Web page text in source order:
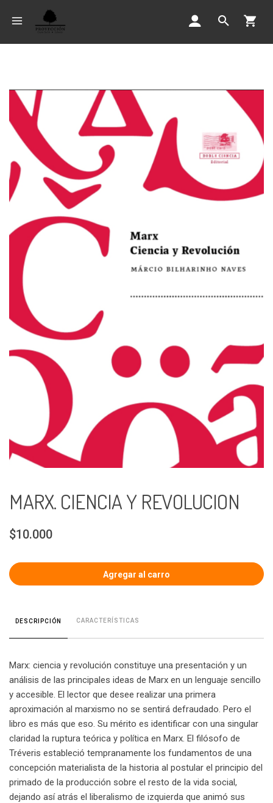
MARX. CIENCIA Y REVOLUCION
$10.000
DESCRIPCIÓN CARACTERÍSTICAS
Marx: ciencia y revolución constituye una presentación y un
análisis de las principales ideas de Marx en un lenguaje sencillo
y accesible. El lector que desee realizar una primera
aproximación al marxismo no se sentirá defraudado. Pero el
libro es más que eso. Su mérito es identificar con una singular
claridad la ruptura teórica y política en Marx. El filósofo de
Tréveris estableció tempranamente los fundamentos de una
concepción materialista de la historia al postular el principio del
primado de la producción sobre el resto de la vida social,
dejando así atrás el liberalismo de izquierda que animó sus